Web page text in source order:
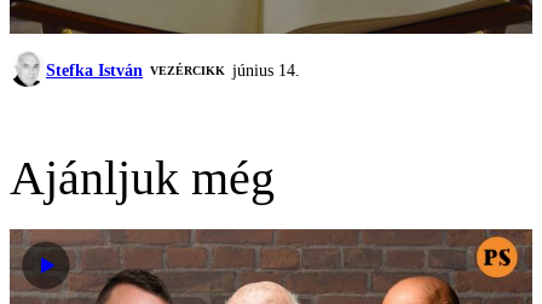
Stefka István VEZÉRCIKK június 14.
Ajánljuk még